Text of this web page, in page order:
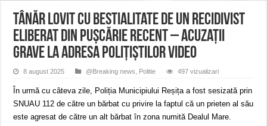
Tânăr lovit cu bestialitate de un recidivist
eliberat din pușcărie recent – acuzații
grave la adresa polițiștilor VIDEO
8 august 2025 @Breaking news Politie 497 vizualizari
În urmă cu câteva zile, Poliția Municipiului Reșița a fost sesizată prin
SNUAU 112 de către un bărbat cu privire la faptul că un prieten al său
este agresat de către un alt bărbat în zona numită Dealul Mare.